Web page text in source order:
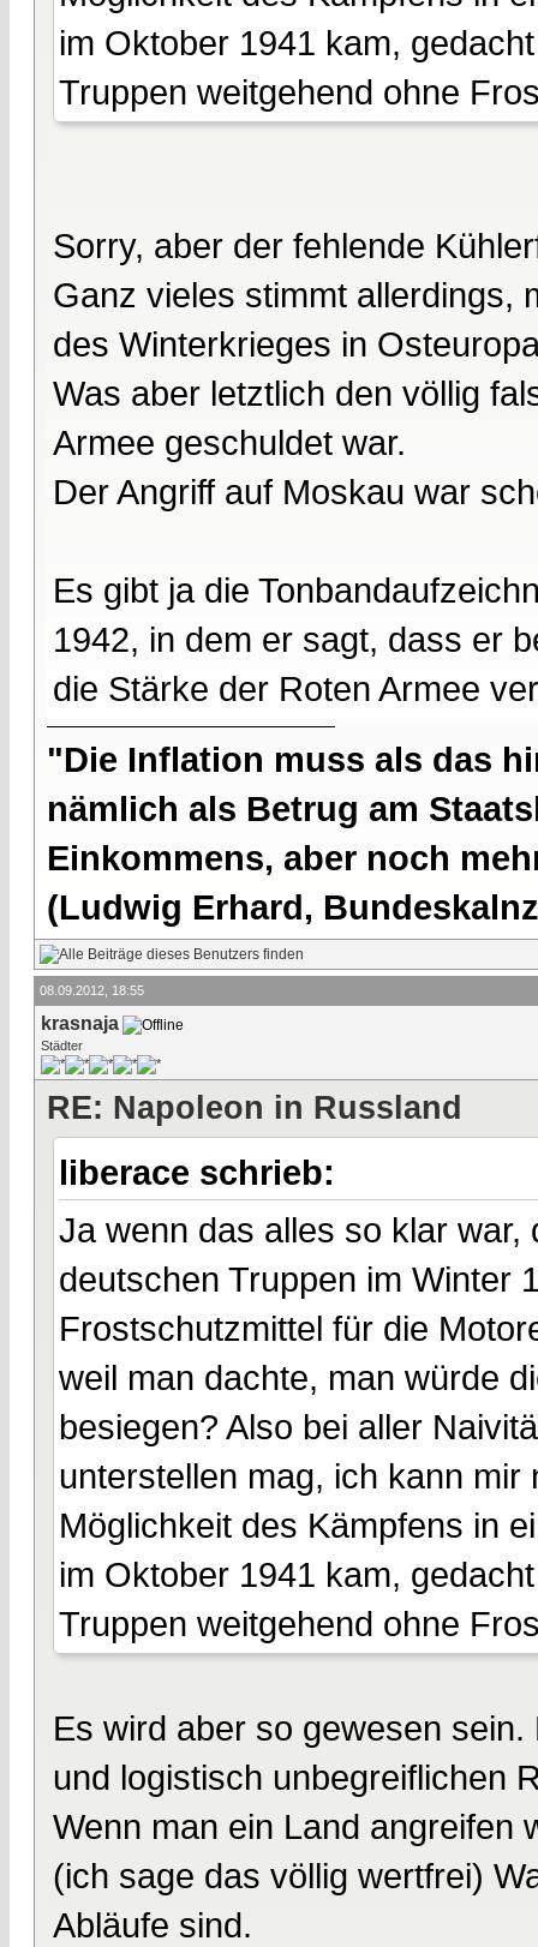
im Oktober 1941 kam,
Truppen weitgehend ohne
Sorry, aber der fehlende
Ganz vieles stimmt allerdings,
des Winterkrieges in
Was aber letztlich den völlig
Armee geschuldet war.
Der Angriff auf Moskau war
Es gibt ja die
1942, in dem er sagt, dass er
die Stärke der Roten Armee
"Die Inflation muss als das
nämlich als Betrug am
Einkommens, aber noch
(Ludwig Erhard,
08.09.2012, 18:55
krasnaja
Städter
RE: Napoleon in Russland
liberace schrieb:
Ja wenn das alles so klar
deutschen Truppen im Winter
Frostschutzmittel für die
weil man dachte, man würde
besiegen? Also bei aller
unterstellen mag, ich kann
Möglichkeit des Kämpfens in
im Oktober 1941 kam,
Truppen weitgehend ohne
Es wird aber so gewesen
und logistisch unbegreiflichen
Wenn man ein Land angreifen
(ich sage das völlig wertfrei)
Abläufe sind.